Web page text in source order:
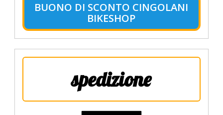
BUONO DI SCONTO CINGOLANI
BIKESHOP
spedizione